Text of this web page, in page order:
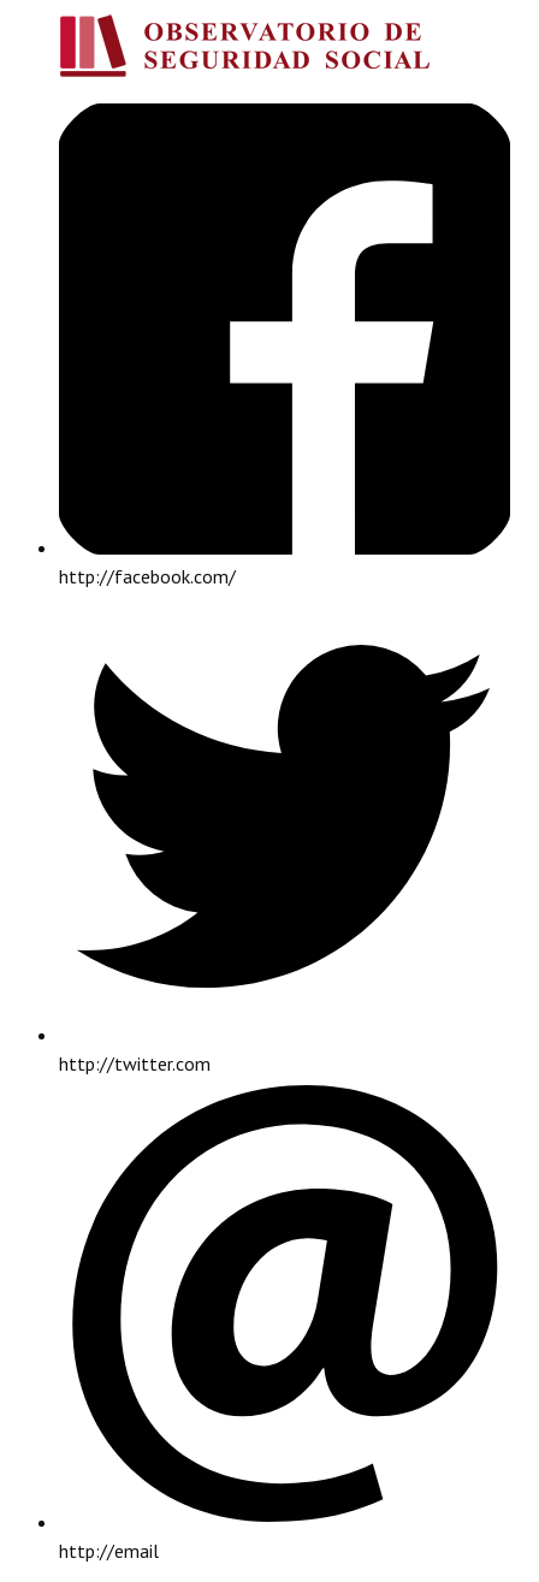
http://facebook.com/
http://twitter.com
http://email
INSTITUCIONAL